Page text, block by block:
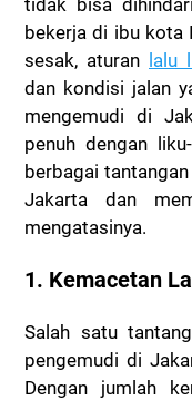
tidak bisa
bekerja di ibu kota
sesak, aturan
lalu
dan kondisi jalan
mengemudi di
penuh dengan
berbagai
Jakarta dan
mengatasinya.
1. Kemacetan
Salah satu
pengemudi di
Dengan jumlah